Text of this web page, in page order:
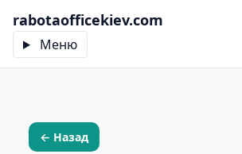
rabotaofficekiev.com
Меню
← Назад